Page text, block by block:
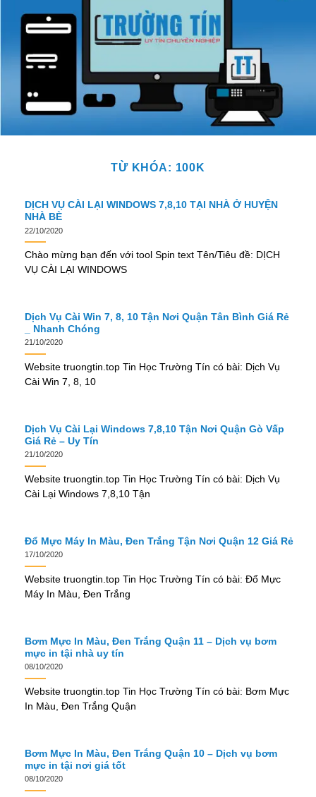
TỪ KHÓA: 100K
DỊCH VỤ CÀI LẠI WINDOWS 7,8,10 TẠI NHÀ Ở HUYỆN
NHÀ BÈ
22/10/2020
Chào mừng bạn đến với tool Spin text Tên/Tiêu đề: DỊCH
VỤ CÀI LẠI WINDOWS
Dịch Vụ Cài Win 7, 8, 10 Tận Nơi Quận Tân Bình Giá Rẻ
_ Nhanh Chóng
21/10/2020
Website truongtin.top Tin Học Trường Tín có bài: Dịch Vụ
Cài Win 7, 8, 10
Dịch Vụ Cài Lại Windows 7,8,10 Tận Nơi Quận Gò Vấp
Giá Rẻ – Uy Tín
21/10/2020
Website truongtin.top Tin Học Trường Tín có bài: Dịch Vụ
Cài Lại Windows 7,8,10 Tận
Đổ Mực Máy In Màu, Đen Trắng Tận Nơi Quận 12 Giá Rẻ
17/10/2020
Website truongtin.top Tin Học Trường Tín có bài: Đổ Mực
Máy In Màu, Đen Trắng
Bơm Mực In Màu, Đen Trắng Quận 11 – Dịch vụ bơm
mực in tậi nhà uy tín
08/10/2020
Website truongtin.top Tin Học Trường Tín có bài: Bơm Mực
In Màu, Đen Trắng Quận
Bơm Mực In Màu, Đen Trắng Quận 10 – Dịch vụ bơm
mực in tậi nơi giá tốt
08/10/2020